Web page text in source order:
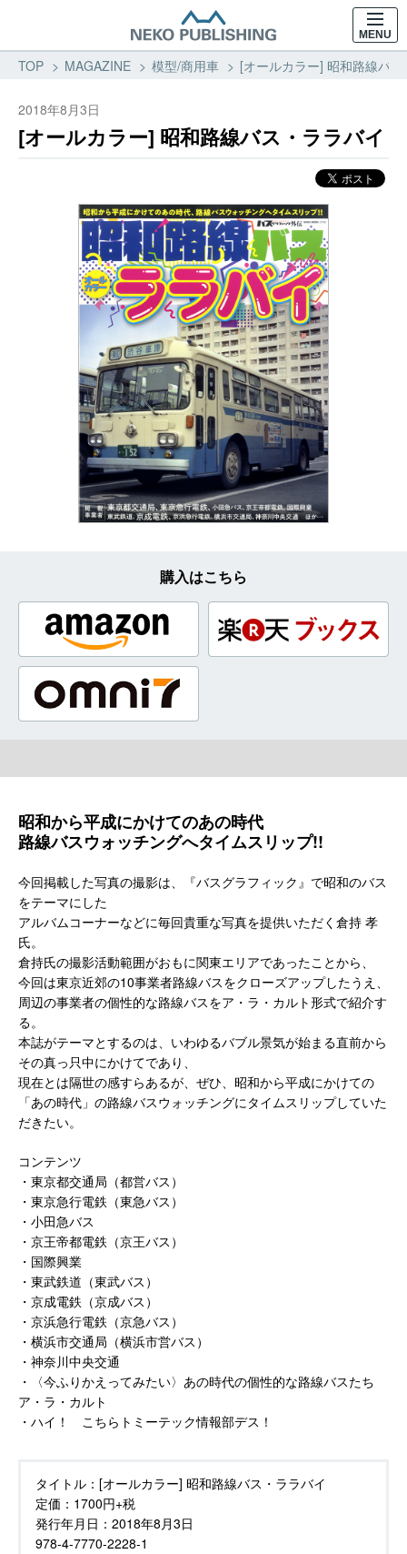
MENU
TOP MAGAZINE 模型/商用車 [オールカラー] 昭和路線バ
2018年8月3日
[オールカラー] 昭和路線バス・ララバイ
購入はこちら
昭和から平成にかけてのあの時代
路線バスウォッチングへタイムスリップ!!
今回掲載した写真の撮影は、『バスグラフィック』で昭和のバス
をテーマにした
アルバムコーナーなどに毎回貴重な写真を提供いただく倉持 孝
氏。
倉持氏の撮影活動範囲がおもに関東エリアであったことから、
今回は東京近郊の10事業者路線バスをクローズアップしたうえ、
周辺の事業者の個性的な路線バスをア・ラ・カルト形式で紹介す
る。
本誌がテーマとするのは、いわゆるバブル景気が始まる直前から
その真っ只中にかけてであり、
現在とは隔世の感すらあるが、ぜひ、昭和から平成にかけての
「あの時代」の路線バスウォッチングにタイムスリップしていた
だきたい。
コンテンツ
・東京都交通局（都営バス）
・東京急行電鉄（東急バス）
・小田急バス
・京王帝都電鉄（京王バス）
・国際興業
・東武鉄道（東武バス）
・京成電鉄（京成バス）
・京浜急行電鉄（京急バス）
・横浜市交通局（横浜市営バス）
・神奈川中央交通
・〈今ふりかえってみたい〉あの時代の個性的な路線バスたち
ア・ラ・カルト
・ハイ！ こちらトミーテック情報部デス！
タイトル： [オールカラー] 昭和路線バス・ララバイ
定価： 1700円+税
発行年月日： 2018年8月3日
978-4-7770-2228-1